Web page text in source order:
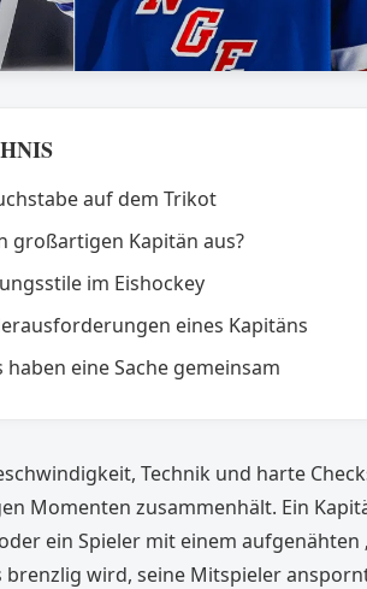
auf dem Trikot
großartigen Kapitän aus?
im Eishockey
eines Kapitäns
eine Sache gemeinsam
Technik und harte
Momenten zusammenhält. Ein
ein Spieler mit einem aufgenähten
brenzlig wird, seine Mitspieler